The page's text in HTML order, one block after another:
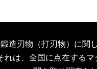
造刃物（打刃物）に関
れは、全国に点在する